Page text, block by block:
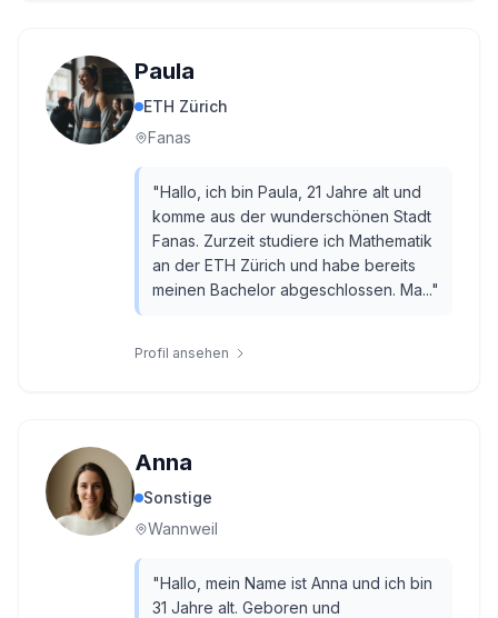
Paula
ETH Zürich
Fanas
"Hallo, ich bin Paula, 21 Jahre alt und
komme aus der wunderschönen Stadt
Fanas. Zurzeit studiere ich Mathematik
an der ETH Zürich und habe bereits
meinen Bachelor abgeschlossen. Ma..."
Profil ansehen
Anna
Sonstige
Wannweil
"Hallo, mein Name ist Anna und ich bin
31 Jahre alt. Geboren und